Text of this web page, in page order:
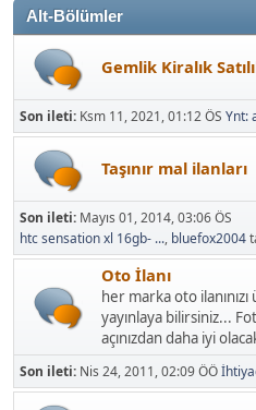
Alt-Bölümler
Gemlik Kiralık
Son ileti: Ksm 11, 2021, 01:12 ÖS Ynt:
Taşınır mal ilanları
Son ileti: Mayıs 01, 2014, 03:06 ÖS
htc sensation xl 16gb- ..., bluefox2004
Oto İlanı
her marka oto
yayınlaya bilirsiniz...
açınızdan daha iyi
Son ileti: Nis 24, 2011, 02:09 ÖÖ